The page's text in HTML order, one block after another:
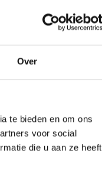
Over
te bieden en om ons
voor social
die u aan ze heeft
Aantal blokpallets